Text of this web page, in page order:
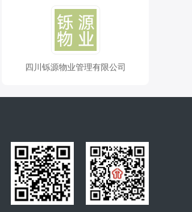
四川铄源物业管理有限公司